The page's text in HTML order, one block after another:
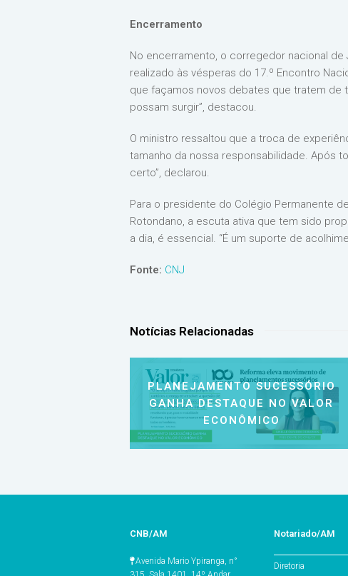
Encerramento
No encerramento, o corregedor nacional
realizado às vésperas do 17.º Encontro
que façamos novos debates que tratem
possam surgir”, destacou.
O ministro ressaltou que a troca de
tamanho da nossa responsabilidade. Após
certo”, declarou.
Para o presidente do Colégio Permanente
Rotondano, a escuta ativa que tem sido
a dia, é essencial. “É um suporte de
Fonte: CNJ
Notícias Relacionadas
PLANEJAMENTO SUCESSÓRIO
GANHA DESTAQUE NO VALOR
ECONÔMICO
CNB/AM
Avenida Mario Ypiranga, n°
Notariado/AM
Diretoria